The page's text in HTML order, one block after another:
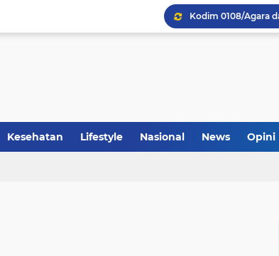
Kesehatan Lifestyle Nasional News Opini